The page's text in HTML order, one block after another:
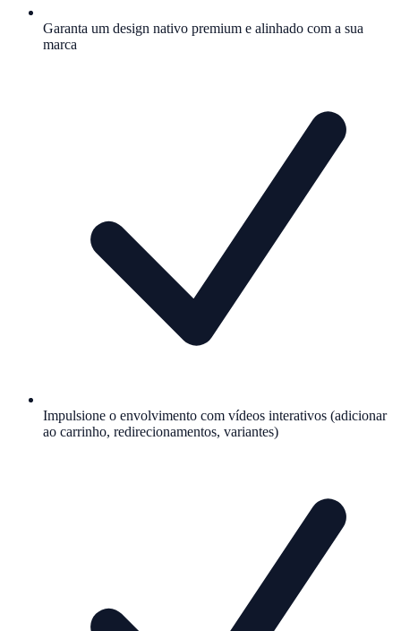
Garanta um design nativo premium e alinhado com a sua
marca
Impulsione o envolvimento com vídeos interativos (adicionar
ao carrinho, redirecionamentos, variantes)